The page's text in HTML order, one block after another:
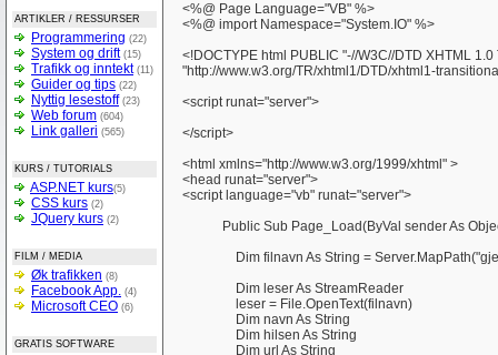
ARTIKLER / RESSURSER
Programmering (22)
System og drift (15)
Trafikk og inntekt (11)
Guider og tips (22)
Nyttig lesestoff (23)
Web forum (604)
Link galleri (565)
KURS / TUTORIALS
ASP.NET kurs(5)
CSS kurs (2)
JQuery kurs (2)
FILM / MEDIA
Øk trafikken (8)
Facebook App. (4)
Microsoft CEO (6)
GRATIS SOFTWARE
<%@ Page Language="VB" %>
<%@ import Namespace="System.IO" %>
<!DOCTYPE html PUBLIC "-//W3C//DTD XHTML
"http://www.w3.org/TR/xhtml1/DTD/xhtml1-
<script runat="server">
</script>
<html xmlns="http://www.w3.org/1999/xhtml" >
<head runat="server">
<script language="vb" runat="server">
Public Sub Page_Load(ByVal sender As
Dim filnavn As String =
Dim leser As StreamReader
leser = File.OpenText(filnavn)
Dim navn As String
Dim hilsen As String
Dim url As String